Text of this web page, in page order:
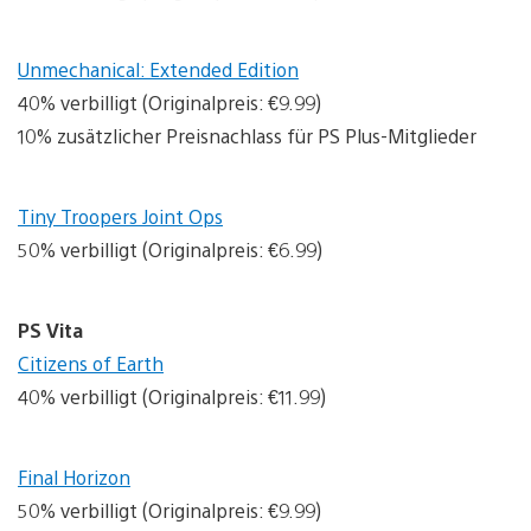
Unmechanical: Extended Edition
40% verbilligt (Originalpreis: €9.99)
10% zusätzlicher Preisnachlass für PS Plus-Mitglieder
Tiny Troopers Joint Ops
50% verbilligt (Originalpreis: €6.99)
PS Vita
Citizens of Earth
40% verbilligt (Originalpreis: €11.99)
Final Horizon
50% verbilligt (Originalpreis: €9.99)